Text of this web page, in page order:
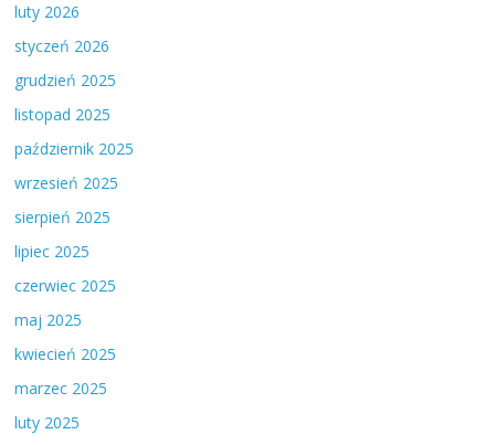
luty 2026
styczeń 2026
grudzień 2025
listopad 2025
październik 2025
wrzesień 2025
sierpień 2025
lipiec 2025
czerwiec 2025
maj 2025
kwiecień 2025
marzec 2025
luty 2025